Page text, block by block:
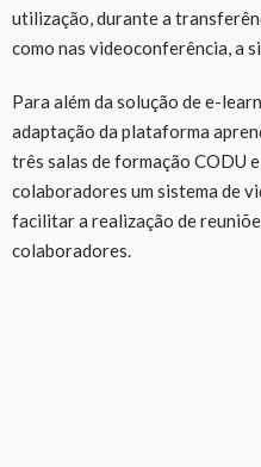
utilização, durante a
como nas videoconferência, a
Para além da solução de e-
adaptação da plataforma
três salas de formação CODU
colaboradores um sistema de
facilitar a realização de
colaboradores.